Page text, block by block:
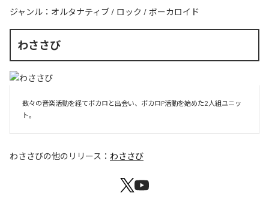
ジャンル： オルタナティブ / ロック / ボーカロイド
わささび
数々の音楽活動を経てボカロと出会い、ボカロP活動を始めた2人組ユニッ
ト。
わささびの他のリリース： わささび